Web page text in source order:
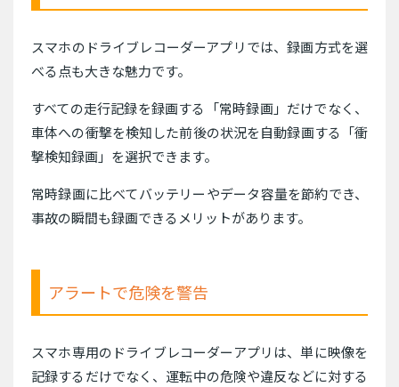
スマホのドライブレコーダーアプリでは、録画方式を選
べる点も大きな魅力です。
すべての走行記録を録画する「常時録画」だけでなく、
車体への衝撃を検知した前後の状況を自動録画する「衝
撃検知録画」を選択できます。
常時録画に比べてバッテリーやデータ容量を節約でき、
事故の瞬間も録画できるメリットがあります。
アラートで危険を警告
スマホ専用のドライブレコーダーアプリは、単に映像を
記録するだけでなく、運転中の危険や違反などに対する